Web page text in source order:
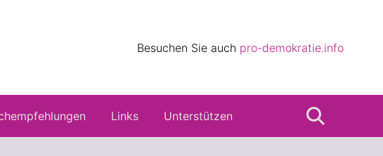
Besuchen Sie auch pro-demokratie.info
Links Unterstützen Suche